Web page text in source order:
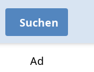
Suchen
Ad